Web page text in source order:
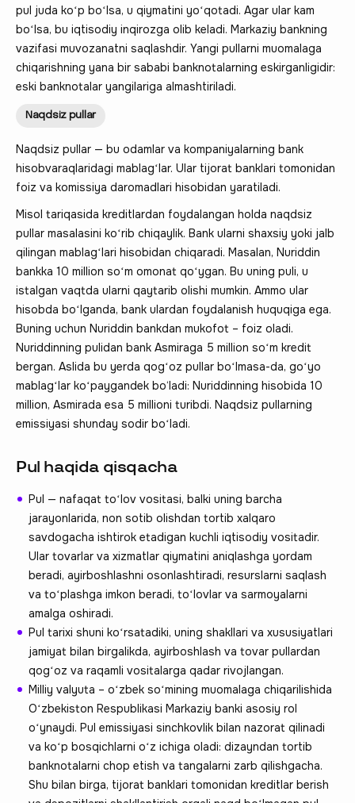
pul juda koʻp boʻlsa, u qiymatini yoʻqotadi. Agar ular kam
boʻlsa, bu iqtisodiy inqirozga olib keladi. Markaziy bankning
vazifasi muvozanatni saqlashdir. Yangi pullarni muomalaga
chiqarishning yana bir sababi banknotalarning eskirganligidir:
eski banknotalar yangilariga almashtiriladi.
Naqdsiz pullar
Naqdsiz pullar — bu odamlar va kompaniyalarning bank
hisobvaraqlaridagi mablagʻlar. Ular tijorat banklari tomonidan
foiz va komissiya daromadlari hisobidan yaratiladi.
Misol tariqasida kreditlardan foydalangan holda naqdsiz
pullar masalasini koʻrib chiqaylik. Bank ularni shaxsiy yoki jalb
qilingan mablagʻlari hisobidan chiqaradi. Masalan, Nuriddin
bankka 10 million soʻm omonat qoʻygan. Bu uning puli, u
istalgan vaqtda ularni qaytarib olishi mumkin. Ammo ular
hisobda boʻlganda, bank ulardan foydalanish huquqiga ega.
Buning uchun Nuriddin bankdan mukofot – foiz oladi.
Nuriddinning pulidan bank Asmiraga 5 million soʻm kredit
bergan. Aslida bu yerda qogʻoz pullar boʻlmasa-da, goʻyo
mablagʻlar koʻpaygandek bo‘ladi: Nuriddinning hisobida 10
million, Asmirada esa 5 millioni turibdi. Naqdsiz pullarning
emissiyasi shunday sodir boʻladi.
Pul haqida qisqacha
Pul — nafaqat toʻlov vositasi, balki uning barcha
jarayonlarida, non sotib olishdan tortib xalqaro
savdogacha ishtirok etadigan kuchli iqtisodiy vositadir.
Ular tovarlar va xizmatlar qiymatini aniqlashga yordam
beradi, ayirboshlashni osonlashtiradi, resurslarni saqlash
va toʻplashga imkon beradi, toʻlovlar va sarmoyalarni
amalga oshiradi.
Pul tarixi shuni koʻrsatadiki, uning shakllari va xususiyatlari
jamiyat bilan birgalikda, ayirboshlash va tovar pullardan
qogʻoz va raqamli vositalarga qadar rivojlangan.
Milliy valyuta – oʻzbek soʻmining muomalaga chiqarilishida
Oʻzbekiston Respublikasi Markaziy banki asosiy rol
oʻynaydi. Pul emissiyasi sinchkovlik bilan nazorat qilinadi
va koʻp bosqichlarni oʻz ichiga oladi: dizayndan tortib
banknotalarni chop etish va tangalarni zarb qilishgacha.
Shu bilan birga, tijorat banklari tomonidan kreditlar berish